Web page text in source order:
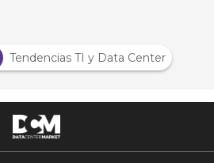
Tendencias TI y Data Center